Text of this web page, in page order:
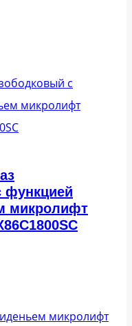
функцией
микролифт